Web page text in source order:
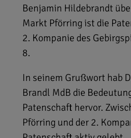
Benjamin Hildebrandt
Markt Pförring ist die
2. Kompanie des
8.
In seinem Grußwort hab
Brandl MdB die
Patenschaft hervor.
Pförring und der 2.